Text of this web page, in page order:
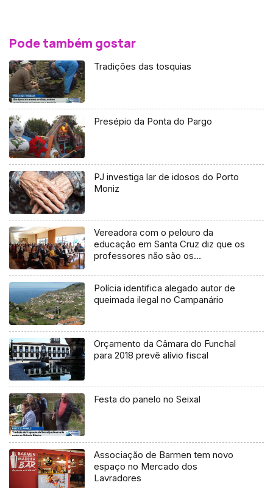
Pode também gostar
Tradições das tosquias
Presépio da Ponta do Pargo
PJ investiga lar de idosos do Porto
Moniz
Vereadora com o pelouro da
educação em Santa Cruz diz que os
professores não são os
escolar no concelho (Áudio)
Polícia identifica alegado autor de
queimada ilegal no Campanário
Orçamento da Câmara do Funchal
para 2018 prevê alívio fiscal
Festa do panelo no Seixal
Associação de Barmen tem novo
espaço no Mercado dos
Lavradores